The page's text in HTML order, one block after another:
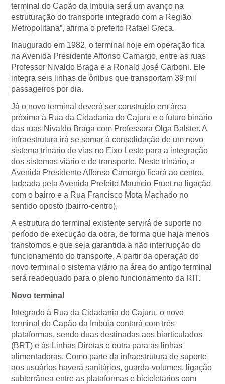
terminal do Capão da Imbuia será um avanço na
estruturação do transporte integrado com a Região
Metropolitana”, afirma o prefeito Rafael Greca.
Inaugurado em 1982, o terminal hoje em operação fica
na Avenida Presidente Affonso Camargo, entre as ruas
Professor Nivaldo Braga e a Ronald José Carboni. Ele
integra seis linhas de ônibus que transportam 39 mil
passageiros por dia.
Já o novo terminal deverá ser construído em área
próxima à Rua da Cidadania do Cajuru e o futuro binário
das ruas Nivaldo Braga com Professora Olga Balster. A
infraestrutura irá se somar à consolidação de um novo
sistema trinário de vias no Eixo Leste para a integração
dos sistemas viário e de transporte. Neste trinário, a
Avenida Presidente Affonso Camargo ficará ao centro,
ladeada pela Avenida Prefeito Maurício Fruet na ligação
com o bairro e a Rua Francisco Mota Machado no
sentido oposto (bairro-centro).
A estrutura do terminal existente servirá de suporte no
período de execução da obra, de forma que haja menos
transtornos e que seja garantida a não interrupção do
funcionamento do transporte. A partir da operação do
novo terminal o sistema viário na área do antigo terminal
será readequado para o pleno funcionamento da RIT.
Novo terminal
Integrado à Rua da Cidadania do Cajuru, o novo
terminal do Capão da Imbuia contará com três
plataformas, sendo duas destinadas aos biarticulados
(BRT) e às Linhas Diretas e outra para as linhas
alimentadoras. Como parte da infraestrutura de suporte
aos usuários haverá sanitários, guarda-volumes, ligação
subterrânea entre as plataformas e bicicletários com